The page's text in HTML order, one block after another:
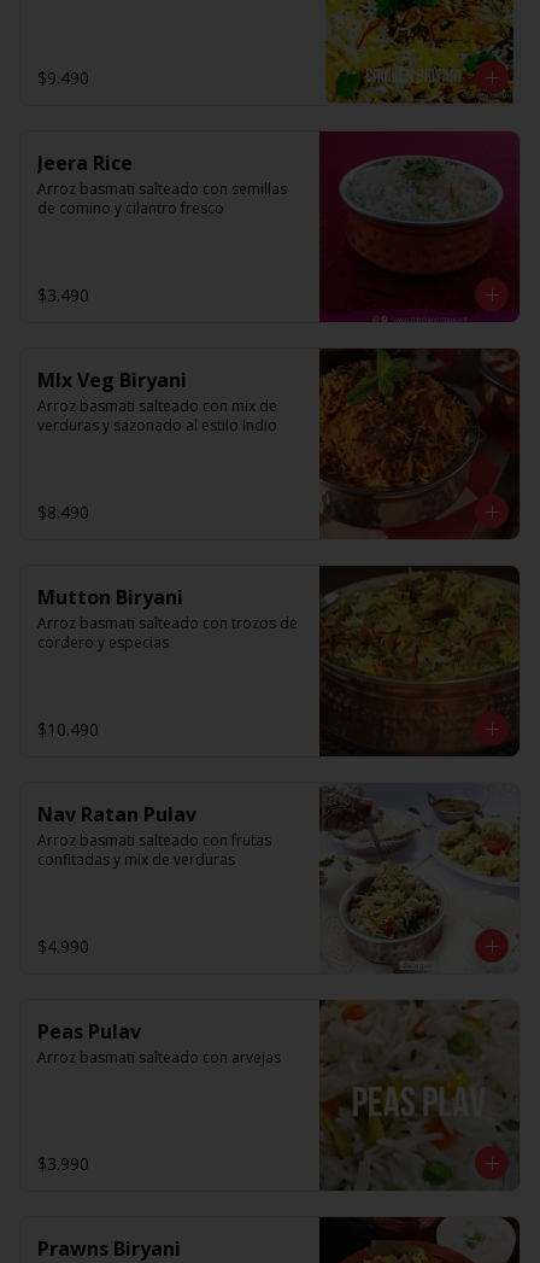
$9.490
Jeera Rice
Arroz basmati salteado con semillas
de comino y cilantro fresco
$3.490
MIx Veg Biryani
Arroz basmati salteado con mix de
verduras y sazonado al estilo Indio
$8.490
Mutton Biryani
Arroz basmati salteado con trozos de
cordero y especias
$10.490
Nav Ratan Pulav
Arroz basmati salteado con frutas
confitadas y mix de verduras
$4.990
Peas Pulav
Arroz basmati salteado con arvejas
$3.990
Prawns Biryani